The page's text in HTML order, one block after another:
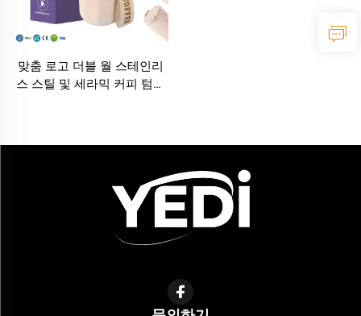
맞춤 로고 더블 월 스테인리
스 스틸 및 세라믹 커피 텀블